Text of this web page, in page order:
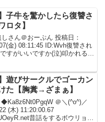
子牛を驚かしたら復讐さ
ロタ】
さん＠おーぷん 投稿日：
金) 08:11:45 ID:Wvh復讐され
すがいいですか(泣)叩かれる覚
は最寄り駅から...
遊びサークルでゴーカン
た【胸糞→ざまぁ】
◆Ka8z6Nt0PgqW ＠＼(^o^)／
(木) 11:20:00.67
昔話をするボウリョク